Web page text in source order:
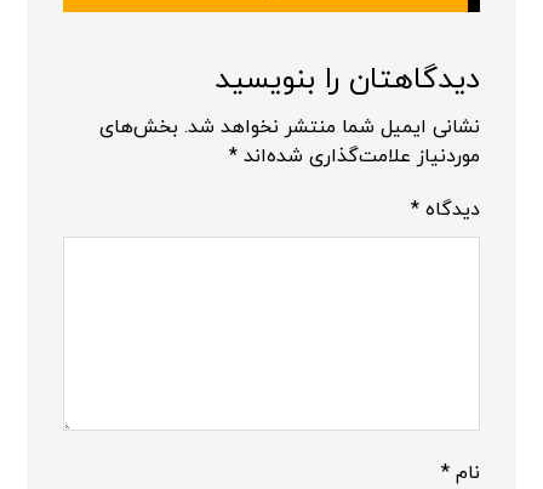
دیدگاهتان را بنویسید
نشانی ایمیل شما منتشر نخواهد شد. بخش‌های
موردنیاز علامت‌گذاری شده‌اند*
دیدگاه*
نام*